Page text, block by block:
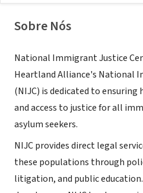
Sobre Nós
National Immigrant Justice
Heartland Alliance's National
(NIJC) is dedicated to
and access to justice for all
asylum seekers.
NIJC provides direct legal
these populations through
litigation, and public